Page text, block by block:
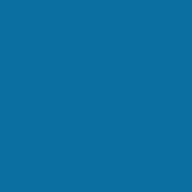
плесени — проблем,
Минимизация
Грамотное управление
экологичного образа
Сокращение отходов
Компостирование
удобрений в год.
80%. Домашние